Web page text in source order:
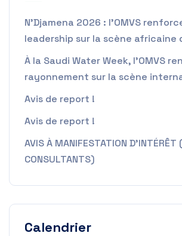
N’Djamena 2026 : l’OMVS
leadership sur la scène africaine
À la Saudi Water Week, l’OMVS
rayonnement sur la scène
Avis de report !
Avis de report !
AVIS À MANIFESTATION D’INTÉRÊT
CONSULTANTS)
Calendrier